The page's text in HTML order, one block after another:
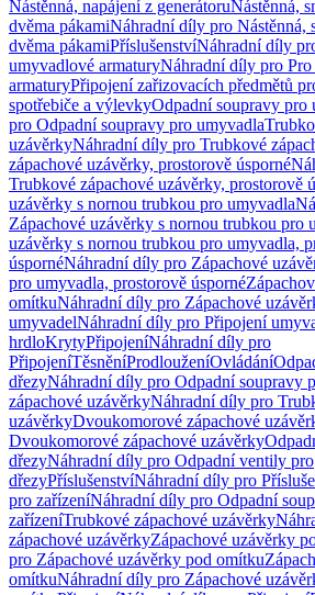
Nástěnná, napájení z generátoruNástěnná,
dvěma pákamiNáhradní díly pro Nástěnná,
dvěma pákamiPříslušenstvíNáhradní díly
umyvadlové armaturyNáhradní díly pro
armaturyPřipojení zařizovacích předmětů
spotřebiče a výlevkyOdpadní soupravy pro
pro Odpadní soupravy pro umyvadla
uzávěrkyNáhradní díly pro Trubkové
zápachové uzávěrky, prostorově úsporné
Trubkové zápachové uzávěrky, prostorově
uzávěrky s nornou trubkou pro umyvadla
Zápachové uzávěrky s nornou trubkou pro
uzávěrky s nornou trubkou pro umyvadla,
úspornéNáhradní díly pro Zápachové
pro umyvadla, prostorově úsporné
omítkuNáhradní díly pro Zápachové
umyvadelNáhradní díly pro Připojení
hrdloKrytyPřipojeníNáhradní díly pro
PřipojeníTěsněníProdlouženíOvládání
dřezyNáhradní díly pro Odpadní soupravy
zápachové uzávěrkyNáhradní díly pro
uzávěrkyDvoukomorové zápachové
Dvoukomorové zápachové uzávěrky
dřezyNáhradní díly pro Odpadní ventily pro
dřezyPříslušenstvíNáhradní díly pro
pro zařízeníNáhradní díly pro Odpadní
zařízeníTrubkové zápachové uzávěrky
zápachové uzávěrkyZápachové uzávěrky
pro Zápachové uzávěrky pod omítku
omítkuNáhradní díly pro Zápachové